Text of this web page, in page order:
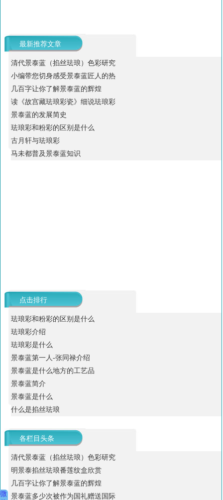
最新推荐文章
清代景泰蓝（掐丝珐琅）色彩研究
小编带您切身感受景泰蓝匠人的热
几百字让你了解景泰蓝的辉煌
读《故宫藏珐琅彩瓷》细说珐琅彩
景泰蓝的发展简史
珐琅彩和粉彩的区别是什么
古月轩与珐琅彩
马未都普及景泰蓝知识
点击排行
珐琅彩和粉彩的区别是什么
珐琅彩介绍
珐琅彩是什么
景泰蓝第一人-张同禄介绍
景泰蓝是什么地方的工艺品
景泰蓝简介
景泰蓝是什么
什么是掐丝珐琅
各栏目头条
清代景泰蓝（掐丝珐琅）色彩研究
明景泰掐丝珐琅番莲纹盒欣赏
几百字让你了解景泰蓝的辉煌
景泰蓝多少次被作为国礼赠送国际
微